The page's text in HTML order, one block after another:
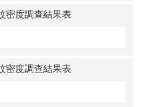
密度調查結果表
密度調查結果表